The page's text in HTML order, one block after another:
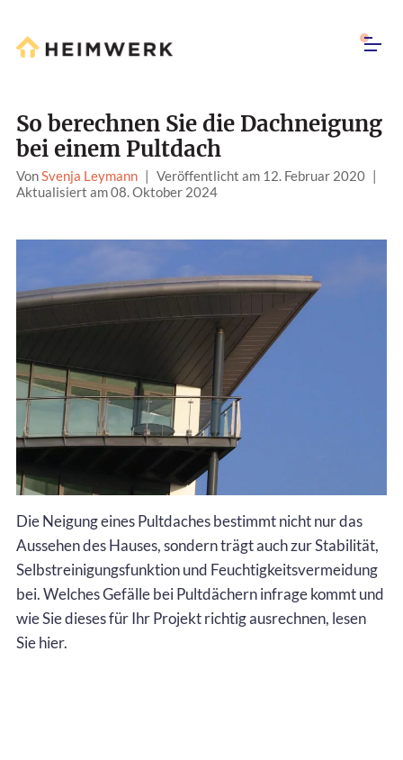
So berechnen Sie die Dachneigung
bei einem Pultdach
VonSvenja Leymann | Veröffentlicht am 12. Februar 2020 |
Aktualisiert am 08. Oktober 2024
Die Neigung eines Pultdaches bestimmt nicht nur das
Aussehen des Hauses, sondern trägt auch zur Stabilität,
Selbstreinigungsfunktion und Feuchtigkeitsvermeidung
bei. Welches Gefälle bei Pultdächern infrage kommt und
wie Sie dieses für Ihr Projekt richtig ausrechnen, lesen
Sie hier.